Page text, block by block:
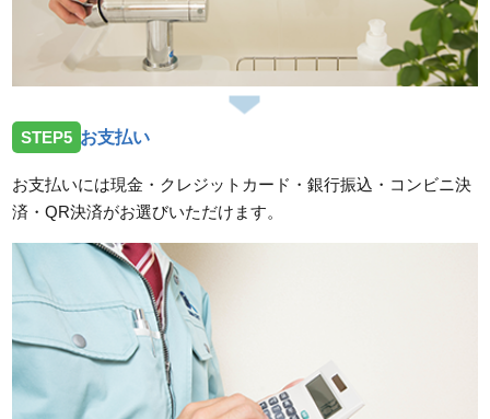
STEP5 お支払い
お支払いには現金・クレジットカード・銀行振込・コンビニ決
済・QR決済がお選びいただけます。